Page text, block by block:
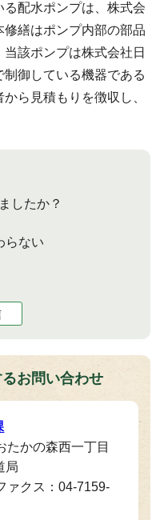
配水ポンプは、株式会
繕はポンプ内部の部品
該ポンプは株式会社日
御している機器である
ら見積もりを徴収し、
したか？
らない
お問い合わせ
かの森西一丁目
局
クス：04-7159-